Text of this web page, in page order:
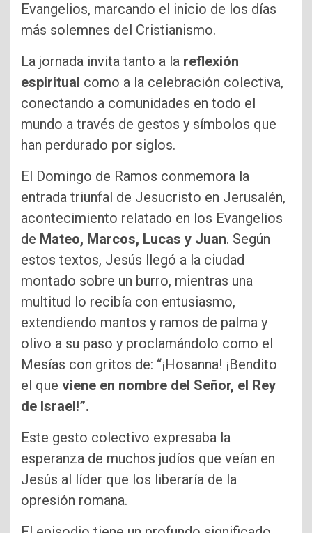
Evangelios, marcando el inicio de los días
más solemnes del Cristianismo.
La jornada invita tanto a la reflexión
espiritual como a la celebración colectiva,
conectando a comunidades en todo el
mundo a través de gestos y símbolos que
han perdurado por siglos.
El Domingo de Ramos conmemora la
entrada triunfal de Jesucristo en Jerusalén,
acontecimiento relatado en los Evangelios
de Mateo, Marcos, Lucas y Juan. Según
estos textos, Jesús llegó a la ciudad
montado sobre un burro, mientras una
multitud lo recibía con entusiasmo,
extendiendo mantos y ramos de palma y
olivo a su paso y proclamándolo como el
Mesías con gritos de: “¡Hosanna! ¡Bendito
el que viene en nombre del Señor, el Rey
de Israel!”.
Este gesto colectivo expresaba la
esperanza de muchos judíos que veían en
Jesús al líder que los liberaría de la
opresión romana.